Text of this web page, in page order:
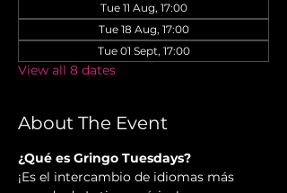
Tue 11 Aug, 17:00
Tue 18 Aug, 17:00
Tue 01 Sept, 17:00
View all 8 dates
About The Event
¿Qué es Gringo Tuesdays?
¡Es el intercambio de idiomas más